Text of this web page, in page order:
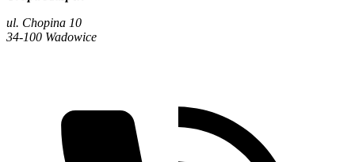
ul. Chopina 10
34-100 Wadowice